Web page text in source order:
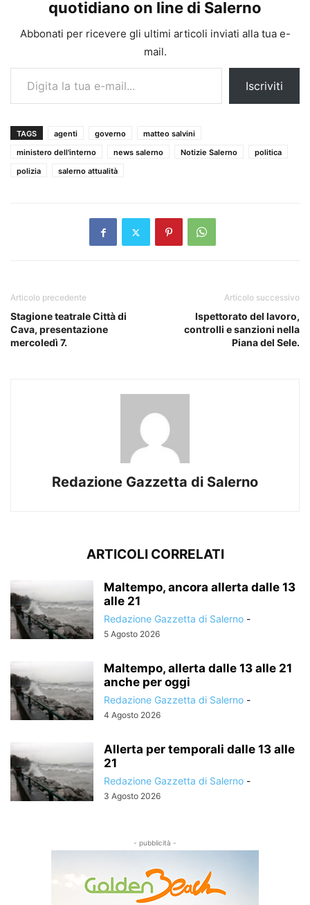
quotidiano on line di Salerno
Abbonati per ricevere gli ultimi articoli inviati alla tua e-
mail.
Digita la tua e-mail...
Iscriviti
TAGS agenti governo
matteo salvini
ministero dell'interno
news salerno Notizie Salerno
politica
polizia
salerno attualità
Articolo precedente
Stagione teatrale Città di
Cava, presentazione
mercoledì 7.
Articolo successivo
Ispettorato del lavoro,
controlli e sanzioni nella
Piana del Sele.
Redazione Gazzetta di Salerno
ARTICOLI CORRELATI
Maltempo, ancora allerta dalle 13
alle 21
Redazione Gazzetta di Salerno -
5 Agosto 2026
Maltempo, allerta dalle 13 alle 21
anche per oggi
Redazione Gazzetta di Salerno -
4 Agosto 2026
Allerta per temporali dalle 13 alle
21
Redazione Gazzetta di Salerno -
3 Agosto 2026
- pubblicità -